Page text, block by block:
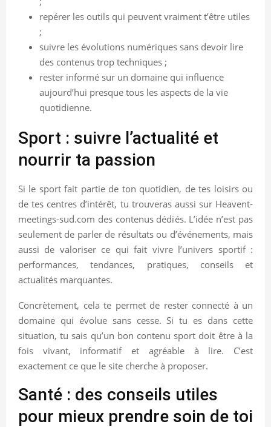
repérer les outils qui peuvent vraiment t’être utiles
;
suivre les évolutions numériques sans devoir lire
des contenus trop techniques ;
rester informé sur un domaine qui influence
aujourd’hui presque tous les aspects de la vie
quotidienne.
Sport : suivre l’actualité et
nourrir ta passion
Si le sport fait partie de ton quotidien, de tes loisirs ou
de tes centres d’intérêt, tu trouveras aussi sur Heavent-
meetings-sud.com des contenus dédiés. L’idée n’est pas
seulement de parler de résultats ou d’événements, mais
aussi de valoriser ce qui fait vivre l’univers sportif :
performances, tendances, pratiques, conseils et
actualités marquantes.
Concrètement, cela te permet de rester connecté à un
domaine qui évolue sans cesse. Si tu es dans cette
situation, tu sais qu’un bon contenu sport doit être à la
fois vivant, informatif et agréable à lire. C’est
exactement ce que le site cherche à proposer.
Santé : des conseils utiles
pour mieux prendre soin de toi